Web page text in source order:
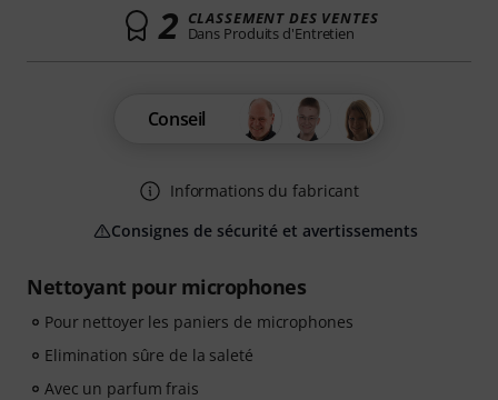
Nettoyant pour microphones
Pour nettoyer les paniers de microphones
Elimination sûre de la saleté
Avec un parfum frais
2 CLASSEMENT DES VENTES
Dans Produits d'Entretien
Conseil
Informations du fabricant
Consignes de sécurité et avertissements